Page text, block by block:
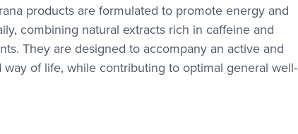
products are formulated to promote energy and
combining natural extracts rich in caffeine and
They are designed to accompany an active and
way of life, while contributing to optimal general well-